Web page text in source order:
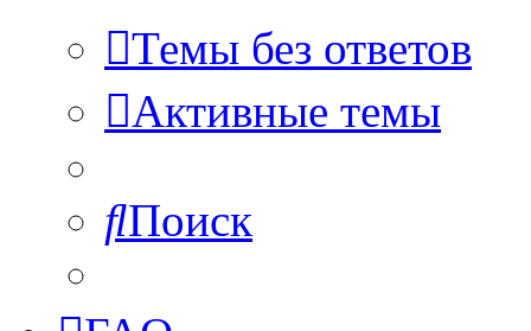
Темы без ответов
Активные темы
Поиск